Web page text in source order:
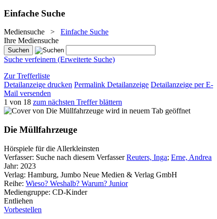
Einfache Suche
Mediensuche > Einfache Suche
Ihre Mediensuche
Suche verfeinern (Erweiterte Suche)
Zur Trefferliste
Detailanzeige drucken Permalink Detailanzeige Detailanzeige per E-
Mail versenden
1 von 18 zum nächsten Treffer blättern
wird in neuem Tab geöffnet
Die Müllfahrzeuge
Hörspiele für die Allerkleinsten
Verfasser: Suche nach diesem Verfasser Reuters, Inga; Erne, Andrea
Jahr: 2023
Verlag: Hamburg, Jumbo Neue Medien & Verlag GmbH
Reihe: Wieso? Weshalb? Warum? Junior
Mediengruppe: CD-Kinder
Entliehen
Vorbestellen